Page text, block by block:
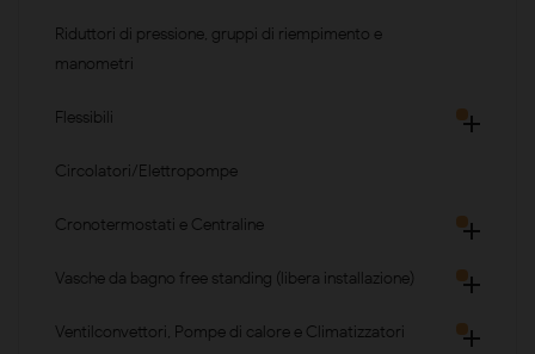
Riduttori di pressione, gruppi di riempimento e
manometri
Flessibili 
Circolatori/Elettropompe
Cronotermostati e Centraline 
Vasche da bagno free standing (libera installazione) 
Ventilconvettori, Pompe di calore e Climatizzatori 